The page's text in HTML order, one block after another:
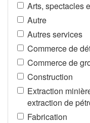
Arts, spectacles
Autre
Autres services
Commerce de
Commerce de
Construction
Extraction
extraction de
Fabrication